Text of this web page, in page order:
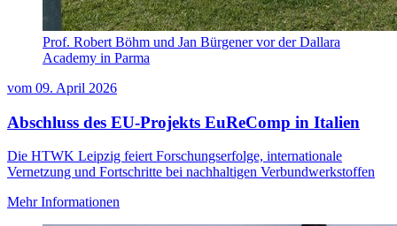
Prof. Robert Böhm und Jan Bürgener vor der Dallara
Academy in Parma
vom 09. April 2026
Abschluss des EU-Projekts EuReComp in Italien
Die HTWK Leipzig feiert Forschungserfolge, internationale
Vernetzung und Fortschritte bei nachhaltigen Verbundwerkstoffen
Mehr Informationen